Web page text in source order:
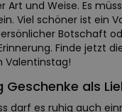
Art und Weise. Es
Viel schöner ist ein
Botschaft
Finde jetzt
Valentinstag!
als
darf es ruhig auch